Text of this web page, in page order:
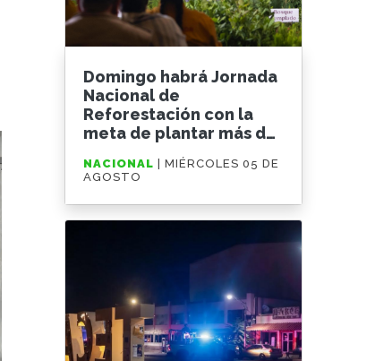
Domingo habrá Jornada
Nacional de
Reforestación con la
meta de plantar más de
6.6 millones de árboles
y plantas
NACIONAL
| MIÉRCOLES 05 DE
AGOSTO